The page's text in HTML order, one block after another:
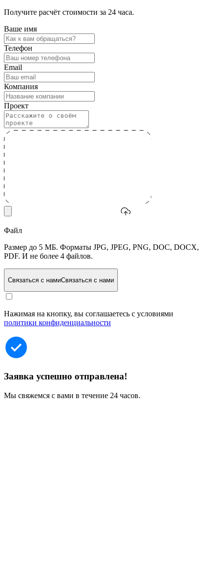
Получите расчёт стоимости за 24 часа.
Ваше имя
Телефон
Email
Компания
Проект
Файл
Размер до 5 МБ. Форматы JPG, JPEG, PNG, DOC, DOCX,
PDF. И не более 4 файлов.
Связаться с намиСвязаться с нами
Нажимая на кнопку, вы соглашаетесь с условиями
политики конфиденциальности
Заявка успешно отправлена!
Мы свяжемся с вами в течение 24 часов.